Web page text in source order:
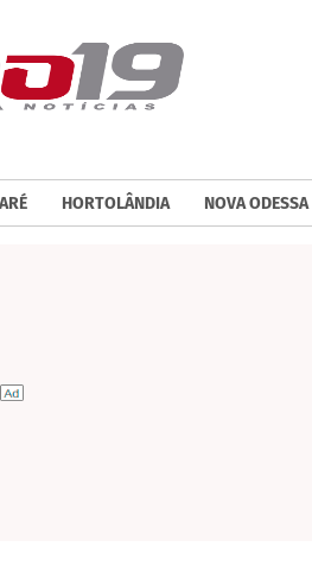
HORTOLÂNDIA NOVA ODESSA